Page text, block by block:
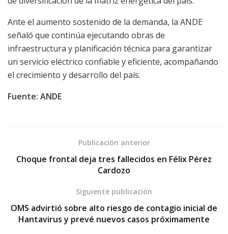
Ante el aumento sostenido de la demanda, la ANDE
señaló que continúa ejecutando obras de
infraestructura y planificación técnica para garantizar
un servicio eléctrico confiable y eficiente, acompañando
el crecimiento y desarrollo del país.
Fuente: ANDE
Publicación anterior
Choque frontal deja tres fallecidos en Félix Pérez
Cardozo
Siguiente publicación
OMS advirtió sobre alto riesgo de contagio inicial de
Hantavirus y prevé nuevos casos próximamente